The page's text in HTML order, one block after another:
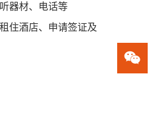
器材、电话等
住酒店、申请签证及